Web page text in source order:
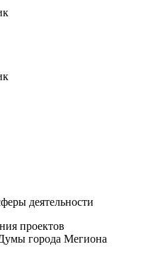
деятельности
проектов
города Мегиона